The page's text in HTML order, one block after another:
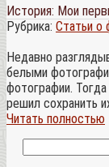
История: Мои
Рубрика: Статьи о
Недавно
белыми
фотографии.
решил сохранить
Читать полностью